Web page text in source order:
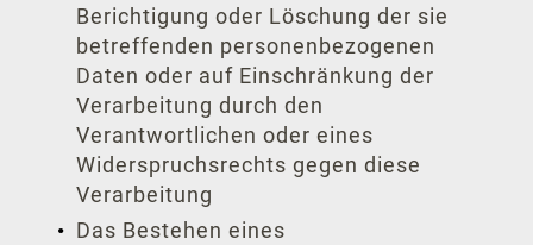
Berichtigung oder Löschung der sie
betreffenden personenbezogenen
Daten oder auf Einschränkung der
Verarbeitung durch den
Verantwortlichen oder eines
Widerspruchsrechts gegen diese
Verarbeitung
Das Bestehen eines